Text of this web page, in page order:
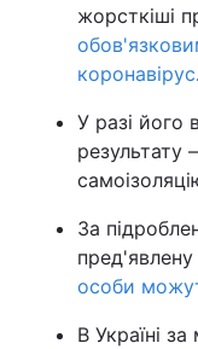
жорсткіші
коронавірус.
У разі його
результату
За
особи
В Україні